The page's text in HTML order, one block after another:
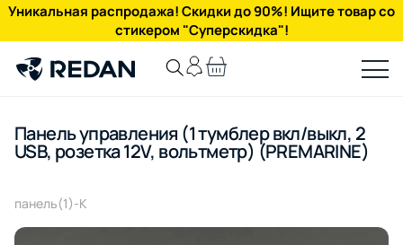
Уникальная распродажа! Скидки до 90%! Ищите товар со
стикером "Суперскидка"!
Панель управления (1 тумблер вкл/выкл, 2
USB, розетка 12V, вольтметр) (PREMARINE)
панель(1)-K